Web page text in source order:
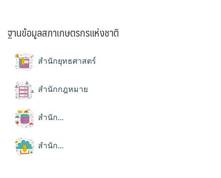
ฐานข้อมูลสภาเกษตรกรแห่งชาติ
สำนักยุทธศาสตร์
สำนักกฎหมาย
สำนัก...
สำนัก...